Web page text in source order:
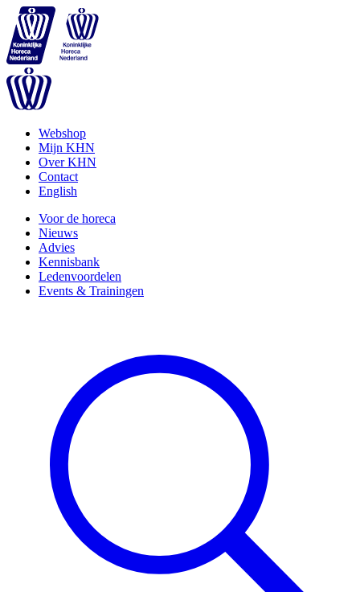
Webshop
Mijn KHN
Over KHN
Contact
English
Voor de horeca
Nieuws
Advies
Kennisbank
Ledenvoordelen
Events & Trainingen